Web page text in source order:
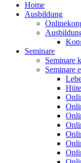
Home
Ausbildung
Seminare
Seminare
Seminare